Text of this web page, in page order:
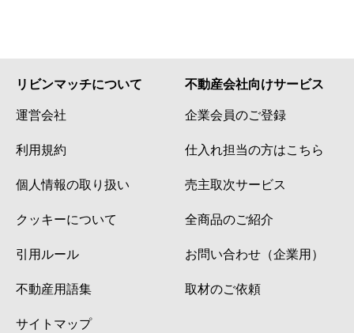
リビンマッチについて
運営会社
利用規約
個人情報の取り扱い
クッキーについて
引用ルール
不動産用語集
サイトマップ
不動産会社向けサービス
企業会員のご登録
仕入れ担当の方はこちら
売主取次サービス
全商品のご紹介
お問い合わせ（企業用）
取材のご依頼